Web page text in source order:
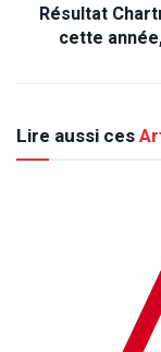
Résultat
cette
Lire aussi ces